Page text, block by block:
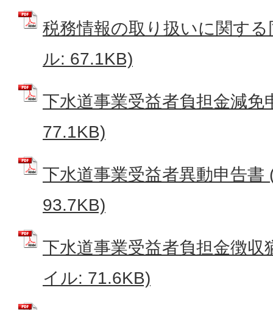
税務情報の取り扱いに関す
ル: 67.1KB)
下水道事業受益者負担金減
77.1KB)
下水道事業受益者異動申告書
93.7KB)
下水道事業受益者負担金徴収
イル: 71.6KB)